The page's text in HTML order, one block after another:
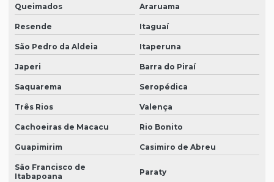
Queimados Araruama
Resende Itaguaí
São Pedro da Aldeia Itaperuna
Japeri Barra do Piraí
Saquarema Seropédica
Três Rios Valença
Cachoeiras de Macacu Rio Bonito
Guapimirim Casimiro de Abreu
São Francisco de
Itabapoana
Paraty